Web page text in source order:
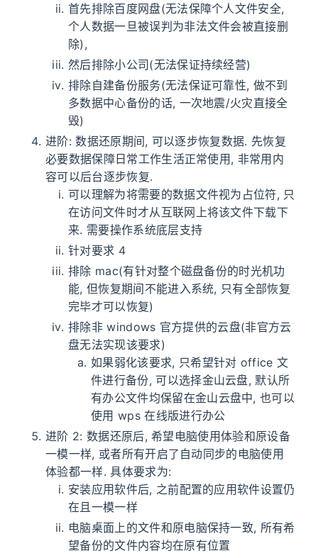
首先排除百度网盘(无法保障个人文件安全,
个人数据一旦被误判为非法文件会被直接删
除),
然后排除小公司(无法保证持续经营)
排除自建备份服务(无法保证可靠性, 做不到
多数据中心备份的话, 一次地震/火灾直接全
毁)
进阶: 数据还原期间, 可以逐步恢复数据. 先恢复
必要数据保障日常工作生活正常使用, 非常用内
容可以后台逐步恢复.
可以理解为将需要的数据文件视为占位符, 只
在访问文件时才从互联网上将该文件下载下
来. 需要操作系统底层支持
针对要求 4
排除 mac(有针对整个磁盘备份的时光机功
能, 但恢复期间不能进入系统, 只有全部恢复
完毕才可以恢复)
排除非 windows 官方提供的云盘(非官方云
盘无法实现该要求)
如果弱化该要求, 只希望针对 office 文
件进行备份, 可以选择金山云盘, 默认所
有办公文件均保留在金山云盘中, 也可以
使用 wps 在线版进行办公
进阶 2: 数据还原后, 希望电脑使用体验和原设备
一模一样, 或者所有开启了自动同步的电脑使用
体验都一样. 具体要求为:
安装应用软件后, 之前配置的应用软件设置仍
在且一模一样
电脑桌面上的文件和原电脑保持一致, 所有希
望备份的文件内容均在原有位置